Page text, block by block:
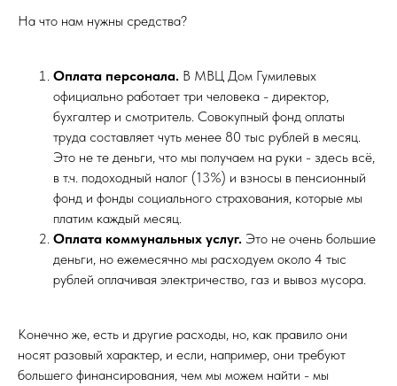
На что нам нужны средства?
Оплата персонала. В МВЦ Дом Гумилевых
официально работает три человека - директор,
бухгалтер и смотритель. Совокупный фонд оплаты
труда составляет чуть менее 80 тыс рублей в месяц.
Это не те деньги, что мы получаем на руки - здесь всё,
в т.ч. подоходный налог (13%) и взносы в пенсионный
фонд и фонды социального страхования, которые мы
платим каждый месяц.
Оплата коммунальных услуг. Это не очень большие
деньги, но ежемесячно мы расходуем около 4 тыс
рублей оплачивая электричество, газ и вывоз мусора.
Конечно же, есть и другие расходы, но, как правило они
носят разовый характер, и если, например, они требуют
большего финансирования, чем мы можем найти - мы